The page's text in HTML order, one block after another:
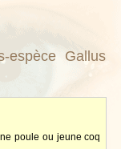
Gallus
poule ou jeune coq